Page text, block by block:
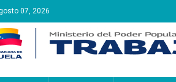
07, 2026
Nacional de